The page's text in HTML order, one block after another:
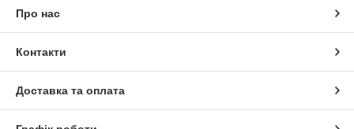
Про нас
Контакти
Доставка та оплата